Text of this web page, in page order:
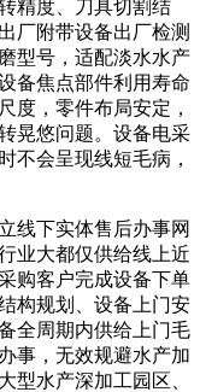
精度、刀具切割结
厂附带设备出厂检测
型号，适配淡水水产
备焦点部件利用寿命
度，零件布局安定，
晃悠问题。设备电采
不会呈现线短毛病，
下实体售后办事网
业大都仅供给线上近
购客户完成设备下单
构规划、设备上门安
全周期内供给上门毛
事，无效规避水产加
型水产深加工园区、